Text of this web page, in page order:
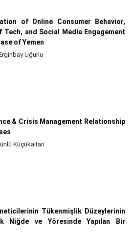
of Online Consumer Behavior,
Tech, and Social Media Engagement
of Yemen
Uğurlu
& Crisis Management Relationship
Küçükaltan
Tükenmişlik Düzeylerinin
Niğde ve Yöresinde Yapılan Bir